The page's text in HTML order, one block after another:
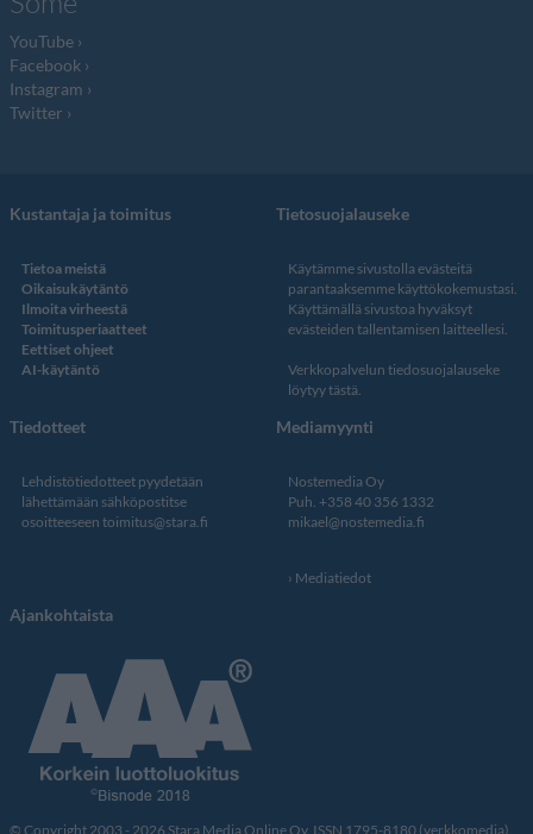
YouTube
Facebook
Instagram
Twitter
Kustantaja ja toimitus
Tietoa meistä
Oikaisukäytäntö
Ilmoita virheestä
Toimitusperiaatteet
Eettiset ohjeet
AI-käytäntö
Tietosuojalauseke
Käytämme sivustolla evästeitä
parantaaksemme käyttökokemustasi.
Käyttämällä sivustoa hyväksyt
evästeiden tallentamisen laitteellesi.
Verkkopalvelun tiedosuojalauseke
löytyy tästä
Tiedotteet
Lehdistötiedotteet pyydetään
lähettämään sähköpostitse
osoitteeseen toimitus@stara.fi
Mediamyynti
Nostemedia Oy
Puh. +358 40 356 1332
mikael@nostemedia.fi
Mediatiedot
Ajankohtaista
© Copyright 2003 - 2026 Stara Media Online Oy. ISSN 1795-8180 (verkkomedia).